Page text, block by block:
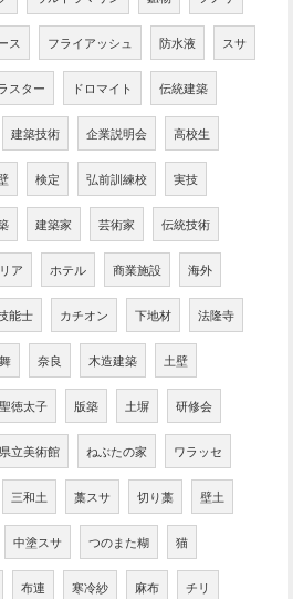
ス フライアッシュ 防水液 スサ
スター ドロマイト 伝統建築
建築技術 企業説明会 高校生
検定 弘前訓練校 実技
建築家 芸術家 伝統技術
ア ホテル 商業施設 海外
能士 カチオン 下地材 法隆寺
奈良 木造建築 土壁
聖徳太子 版築 土塀 研修会
立美術館 ねぶたの家 ワラッセ
三和土 藁スサ 切り藁 壁土
中塗スサ つのまた糊 猫
布連 寒冷紗 麻布 チリ